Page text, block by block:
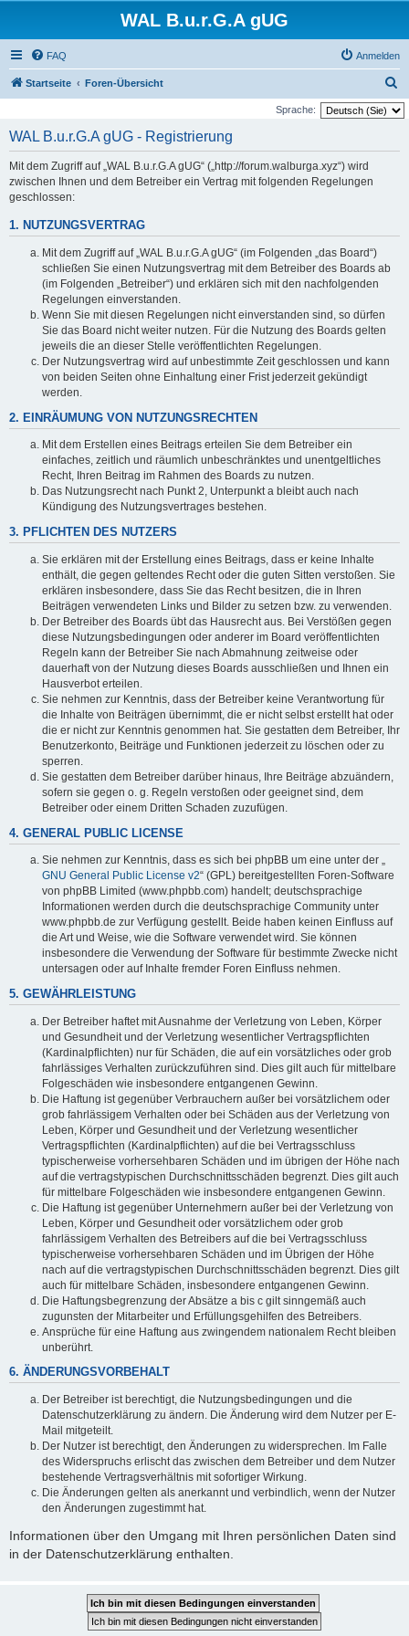
WAL B.u.r.G.A gUG
FAQ Anmelden
Startseite Foren-Übersicht
u
Sprache:
WAL B.u.r.G.A gUG - Registrierung
Mit dem Zugriff auf „WAL B.u.r.G.A gUG“ („http://forum.walburga.xyz“) wird
zwischen Ihnen und dem Betreiber ein Vertrag mit folgenden Regelungen
geschlossen:
1. NUTZUNGSVERTRAG
Mit dem Zugriff auf „WAL B.u.r.G.A gUG“ (im Folgenden „das Board“)
schließen Sie einen Nutzungsvertrag mit dem Betreiber des Boards ab
(im Folgenden „Betreiber“) und erklären sich mit den nachfolgenden
Regelungen einverstanden.
Wenn Sie mit diesen Regelungen nicht einverstanden sind, so dürfen
Sie das Board nicht weiter nutzen. Für die Nutzung des Boards gelten
jeweils die an dieser Stelle veröffentlichten Regelungen.
Der Nutzungsvertrag wird auf unbestimmte Zeit geschlossen und kann
von beiden Seiten ohne Einhaltung einer Frist jederzeit gekündigt
werden.
2. EINRÄUMUNG VON NUTZUNGSRECHTEN
Mit dem Erstellen eines Beitrags erteilen Sie dem Betreiber ein
einfaches, zeitlich und räumlich unbeschränktes und unentgeltliches
Recht, Ihren Beitrag im Rahmen des Boards zu nutzen.
Das Nutzungsrecht nach Punkt 2, Unterpunkt a bleibt auch nach
Kündigung des Nutzungsvertrages bestehen.
3. PFLICHTEN DES NUTZERS
Sie erklären mit der Erstellung eines Beitrags, dass er keine Inhalte
enthält, die gegen geltendes Recht oder die guten Sitten verstoßen. Sie
erklären insbesondere, dass Sie das Recht besitzen, die in Ihren
Beiträgen verwendeten Links und Bilder zu setzen bzw. zu verwenden.
Der Betreiber des Boards übt das Hausrecht aus. Bei Verstößen gegen
diese Nutzungsbedingungen oder anderer im Board veröffentlichten
Regeln kann der Betreiber Sie nach Abmahnung zeitweise oder
dauerhaft von der Nutzung dieses Boards ausschließen und Ihnen ein
Hausverbot erteilen.
Sie nehmen zur Kenntnis, dass der Betreiber keine Verantwortung für
die Inhalte von Beiträgen übernimmt, die er nicht selbst erstellt hat oder
die er nicht zur Kenntnis genommen hat. Sie gestatten dem Betreiber, Ihr
Benutzerkonto, Beiträge und Funktionen jederzeit zu löschen oder zu
sperren.
Sie gestatten dem Betreiber darüber hinaus, Ihre Beiträge abzuändern,
sofern sie gegen o. g. Regeln verstoßen oder geeignet sind, dem
Betreiber oder einem Dritten Schaden zuzufügen.
4. GENERAL PUBLIC LICENSE
Sie nehmen zur Kenntnis, dass es sich bei phpBB um eine unter der „
GNU General Public License v2“ (GPL) bereitgestellten Foren-Software
von phpBB Limited (www.phpbb.com) handelt; deutschsprachige
Informationen werden durch die deutschsprachige Community unter
www.phpbb.de zur Verfügung gestellt. Beide haben keinen Einfluss auf
die Art und Weise, wie die Software verwendet wird. Sie können
insbesondere die Verwendung der Software für bestimmte Zwecke nicht
untersagen oder auf Inhalte fremder Foren Einfluss nehmen.
5. GEWÄHRLEISTUNG
Der Betreiber haftet mit Ausnahme der Verletzung von Leben, Körper
und Gesundheit und der Verletzung wesentlicher Vertragspflichten
(Kardinalpflichten) nur für Schäden, die auf ein vorsätzliches oder grob
fahrlässiges Verhalten zurückzuführen sind. Dies gilt auch für mittelbare
Folgeschäden wie insbesondere entgangenen Gewinn.
Die Haftung ist gegenüber Verbrauchern außer bei vorsätzlichem oder
grob fahrlässigem Verhalten oder bei Schäden aus der Verletzung von
Leben, Körper und Gesundheit und der Verletzung wesentlicher
Vertragspflichten (Kardinalpflichten) auf die bei Vertragsschluss
typischerweise vorhersehbaren Schäden und im übrigen der Höhe nach
auf die vertragstypischen Durchschnittsschäden begrenzt. Dies gilt auch
für mittelbare Folgeschäden wie insbesondere entgangenen Gewinn.
Die Haftung ist gegenüber Unternehmern außer bei der Verletzung von
Leben, Körper und Gesundheit oder vorsätzlichem oder grob
fahrlässigem Verhalten des Betreibers auf die bei Vertragsschluss
typischerweise vorhersehbaren Schäden und im Übrigen der Höhe
nach auf die vertragstypischen Durchschnittsschäden begrenzt. Dies gilt
auch für mittelbare Schäden, insbesondere entgangenen Gewinn.
Die Haftungsbegrenzung der Absätze a bis c gilt sinngemäß auch
zugunsten der Mitarbeiter und Erfüllungsgehilfen des Betreibers.
Ansprüche für eine Haftung aus zwingendem nationalem Recht bleiben
unberührt.
6. ÄNDERUNGSVORBEHALT
Der Betreiber ist berechtigt, die Nutzungsbedingungen und die
Datenschutzerklärung zu ändern. Die Änderung wird dem Nutzer per E-
Mail mitgeteilt.
Der Nutzer ist berechtigt, den Änderungen zu widersprechen. Im Falle
des Widerspruchs erlischt das zwischen dem Betreiber und dem Nutzer
bestehende Vertragsverhältnis mit sofortiger Wirkung.
Die Änderungen gelten als anerkannt und verbindlich, wenn der Nutzer
den Änderungen zugestimmt hat.
Informationen über den Umgang mit Ihren persönlichen Daten sind
in der Datenschutzerklärung enthalten.